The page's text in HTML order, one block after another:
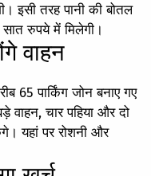
इसी तरह पानी की बोतल
रुपये में मिलेगी।
वाहन
65 पार्किंग जोन बनाए गए
वाहन, चार पहिया और दो
यहां पर रोशनी और